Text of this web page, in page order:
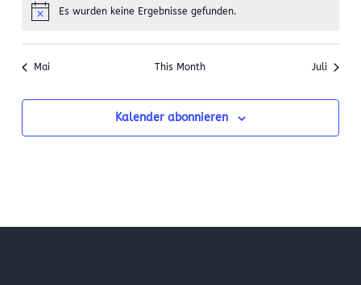
Notice Es wurden keine Ergebnisse gefunden.
Mai This Month Juli
Kalender abonnieren